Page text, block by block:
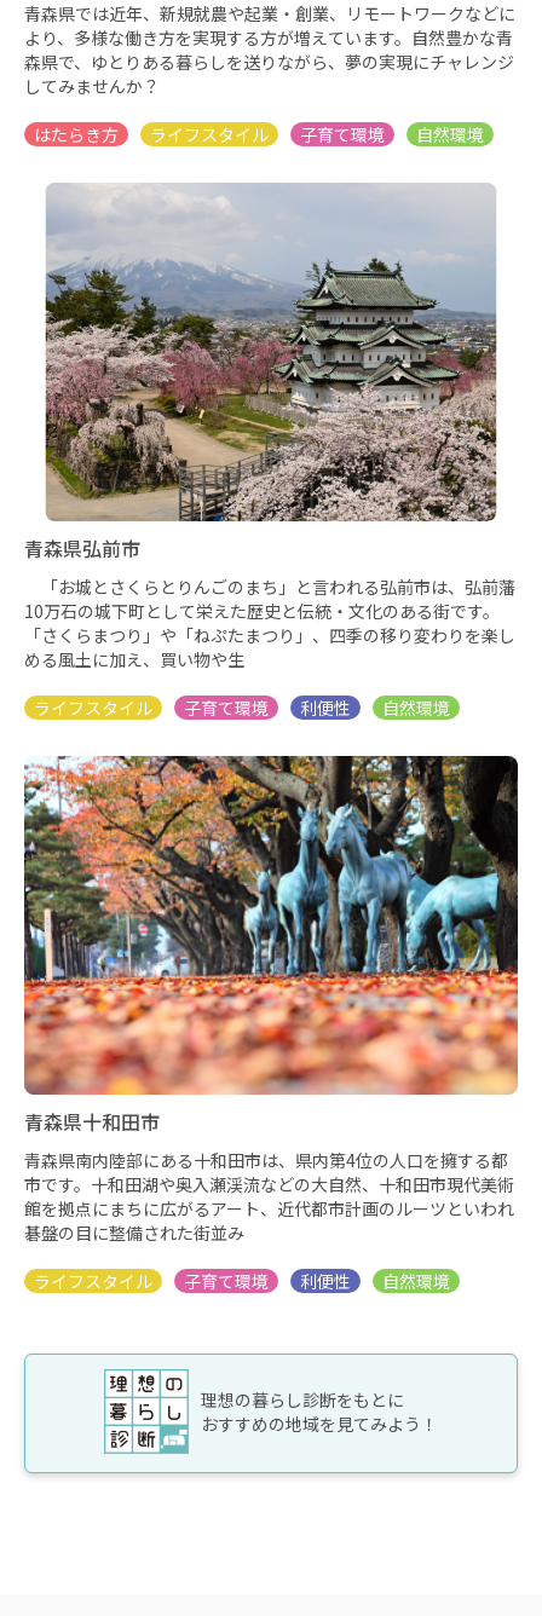
青森県では近年、新規就農や起業・創業、リモートワークなどに
より、多様な働き方を実現する方が増えています。自然豊かな青
森県で、ゆとりある暮らしを送りながら、夢の実現にチャレンジ
してみませんか？
青森県弘前市
「お城とさくらとりんごのまち」と言われる弘前市は、弘前藩
10万石の城下町として栄えた歴史と伝統・文化のある街です。
「さくらまつり」や「ねぷたまつり」、四季の移り変わりを楽し
める風土に加え、買い物や生
青森県十和田市
青森県南内陸部にある十和田市は、県内第4位の人口を擁する都
市です。十和田湖や奥入瀬渓流などの大自然、十和田市現代美術
館を拠点にまちに広がるアート、近代都市計画のルーツといわれ
碁盤の目に整備された街並み
理想の暮らし診断をもとに
おすすめの地域を見てみよう！